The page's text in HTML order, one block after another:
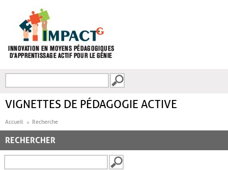
FORMULAIRE DE
VIGNETTES DE PÉDAGOGIE ACTIVE
Accueil Recherche
RECHERCHER